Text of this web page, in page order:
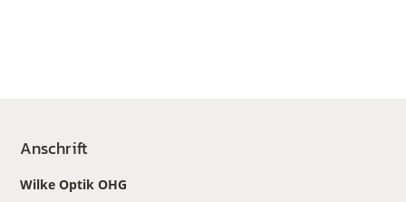
Anschrift
Wilke Optik OHG